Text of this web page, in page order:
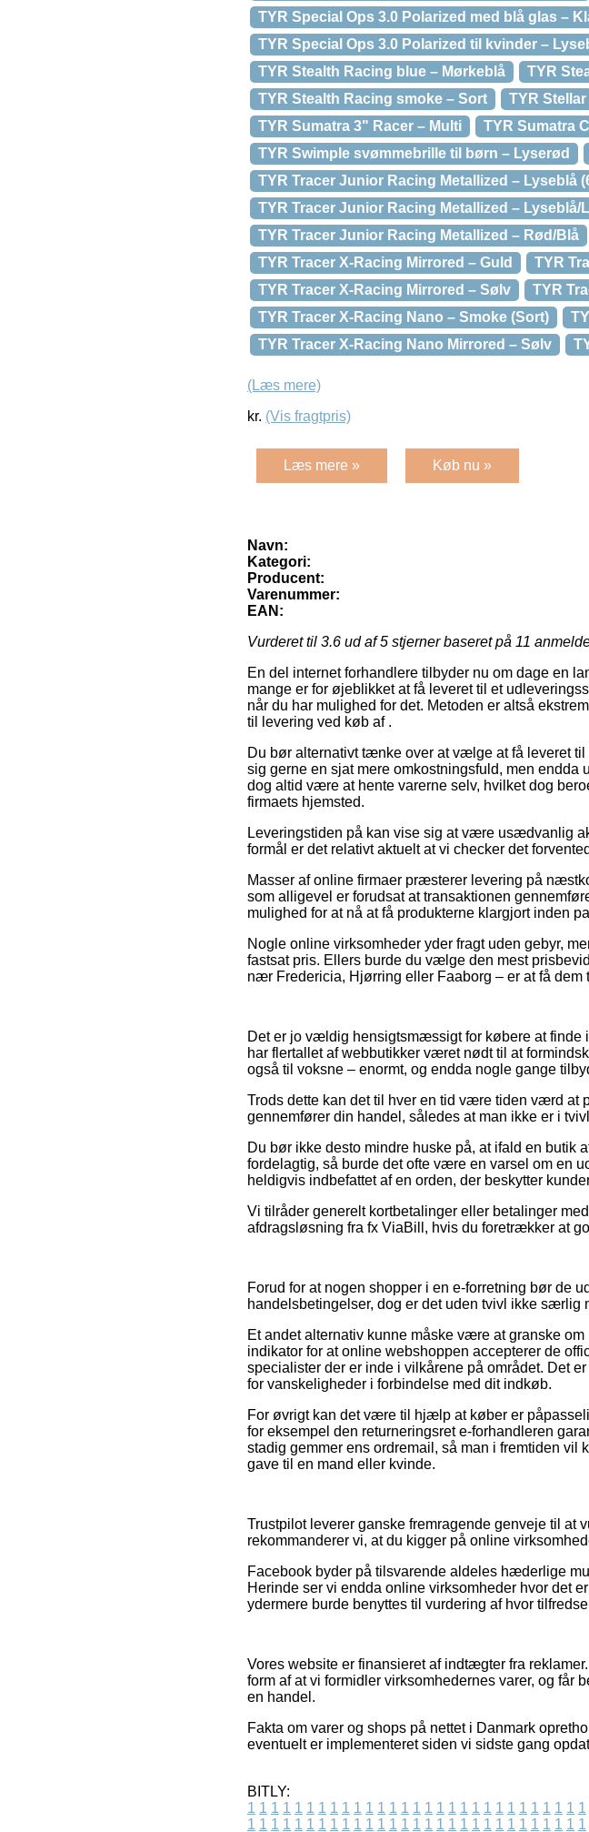
TYR Special Ops 3.0 Polarized med blå glas –
TYR Special Ops 3.0 Polarized til kvinder –
TYR Stealth Racing blue – Mørkeblå
TYR
TYR Stealth Racing smoke – Sort
TYR
TYR Sumatra 3" Racer – Multi
TYR Sumatra
TYR Swimple svømmebrille til børn – Lyserød
TYR Tracer Junior Racing Metallized – Lyseblå
TYR Tracer Junior Racing Metallized – Lyseblå/
TYR Tracer Junior Racing Metallized – Rød/Blå
TYR Tracer X-Racing Mirrored – Guld
TYR
TYR Tracer X-Racing Mirrored – Sølv
TYR
TYR Tracer X-Racing Nano – Smoke (Sort)
TYR Tracer X-Racing Nano Mirrored – Sølv
(Læs mere)
kr. (Vis fragtpris)
Læs mere » Køb nu »
Navn:
Kategori:
Producent:
Varenummer:
EAN:
Vurderet til 3.6 ud af 5 stjerner baseret på 11
En del internet forhandlere tilbyder nu om dage en
mange er for øjeblikket at få leveret til et
når du har mulighed for det. Metoden er altså
til levering ved køb af .
Du bør alternativt tænke over at vælge at få leveret
sig gerne en sjat mere omkostningsfuld, men endda
dog altid være at hente varerne selv, hvilket dog
firmaets hjemsted.
Leveringstiden på kan vise sig at være usædvanlig
formål er det relativt aktuelt at vi checker det
Masser af online firmaer præsterer levering på
som alligevel er forudsat at transaktionen
mulighed for at nå at få produkterne klargjort inden
Nogle online virksomheder yder fragt uden gebyr,
fastsat pris. Ellers burde du vælge den mest
nær Fredericia, Hjørring eller Faaborg – er at få dem
Det er jo vældig hensigtsmæssigt for købere at finde
har flertallet af webbutikker været nødt til at
også til voksne – enormt, og endda nogle gange
Trods dette kan det til hver en tid være tiden værd at
gennemfører din handel, således at man ikke er i
Du bør ikke desto mindre huske på, at ifald en butik
fordelagtig, så burde det ofte være en varsel om en
heldigvis indbefattet af en orden, der beskytter
Vi tilråder generelt kortbetalinger eller betalinger
afdragsløsning fra fx ViaBill, hvis du foretrækker at
Forud for at nogen shopper i en e-forretning bør de
handelsbetingelser, dog er det uden tvivl ikke særlig
Et andet alternativ kunne måske være at granske
indikator for at online webshoppen accepterer de
specialister der er inde i vilkårene på området. Det
for vanskeligheder i forbindelse med dit indkøb.
For øvrigt kan det være til hjælp at køber er
for eksempel den returneringsret e-forhandleren
stadig gemmer ens ordremail, så man i fremtiden
gave til en mand eller kvinde.
Trustpilot leverer ganske fremragende genveje til at
rekommanderer vi, at du kigger på online
Facebook byder på tilsvarende aldeles hæderlige
Herinde ser vi endda online virksomheder hvor det
ydermere burde benyttes til vurdering af hvor
Vores website er finansieret af indtægter fra
form af at vi formidler virksomhedernes varer, og får
en handel.
Fakta om varer og shops på nettet i Danmark
eventuelt er implementeret siden vi sidste gang
BITLY:
1 1 1 1 1 1 1 1 1 1 1 1 1 1 1 1 1 1 1 1 1 1 1 1 1 1 1 1 1
1 1 1 1 1 1 1 1 1 1 1 1 1 1 1 1 1 1 1 1 1 1 1 1 1 1 1 1 1